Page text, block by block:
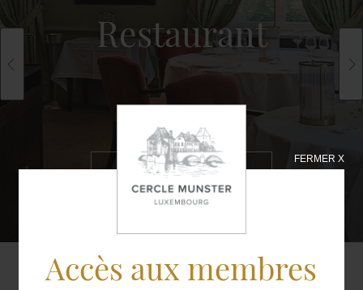
Accès aux membres
FERMER X
Restaurant
EN SAVOIR
PLUS